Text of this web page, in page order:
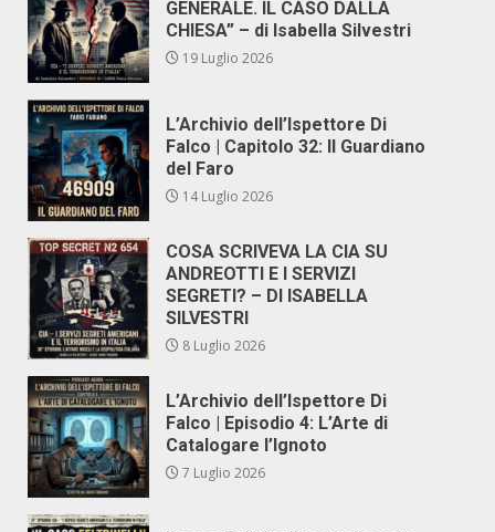
GENERALE. IL CASO DALLA
CHIESA” – di Isabella Silvestri
19 Luglio 2026
L’Archivio dell’Ispettore Di
Falco | Capitolo 32: Il Guardiano
del Faro
14 Luglio 2026
COSA SCRIVEVA LA CIA SU
ANDREOTTI E I SERVIZI
SEGRETI? – DI ISABELLA
SILVESTRI
8 Luglio 2026
L’Archivio dell’Ispettore Di
Falco | Episodio 4: L’Arte di
Catalogare l’Ignoto
7 Luglio 2026